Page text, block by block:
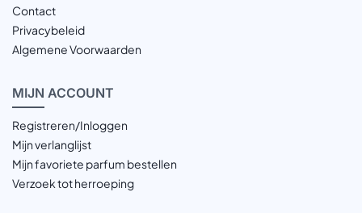
Contact
Privacybeleid
Algemene Voorwaarden
MIJN ACCOUNT
Registreren/Inloggen
Mijn verlanglijst
Mijn favoriete parfum bestellen
Verzoek tot herroeping